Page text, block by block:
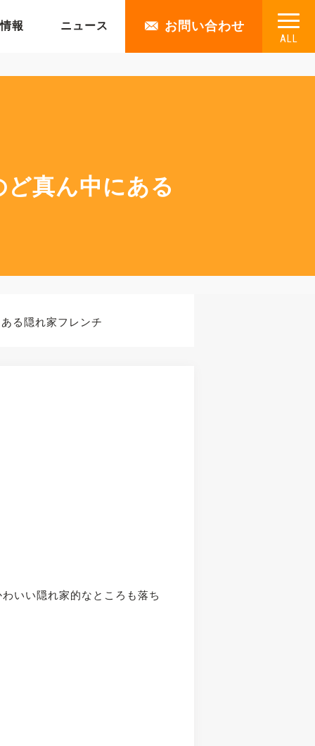
ALL
お問い合わせ
報 ニュース
真ん中にある
る隠れ家フレンチ
いい隠れ家的なところも落ち